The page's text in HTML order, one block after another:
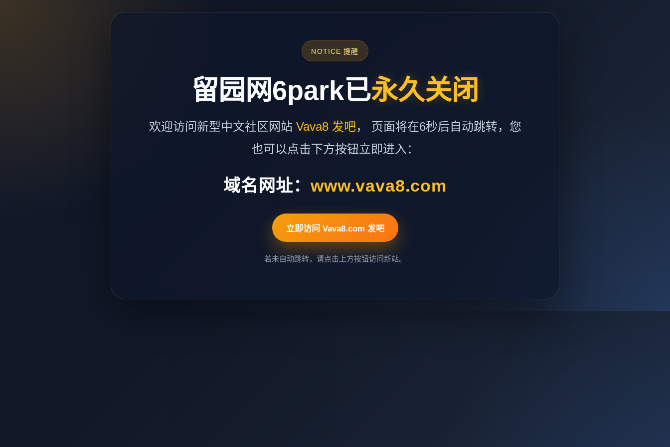
NOTICE 提醒
留园网6park已永久关闭
欢迎访问新型中文社区网站 Vava8 发吧， 页面将在6秒后自动跳转，您
也可以点击下方按钮立即进入：
域名网址： www.vava8.com
立即访问 Vava8.com 发吧
若未自动跳转，请点击上方按钮访问新站。